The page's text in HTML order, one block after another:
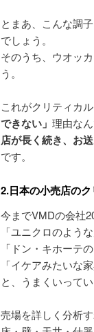
とまあ、こんな調
でしょう。
そのうち、ウオッ
う。
これがクリティカ
できない」 理由なん
店が長く続き、お
です。
2.日本の小売店の
今までVMDの会社
「ユニクロのよう
「ドン・キホーテ
「イケアみたいな
と、うまくいって
売場を詳しく分析